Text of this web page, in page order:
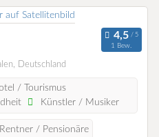
1 Bew.
Deutschland
/ Tourismus
Künstler / Musiker
Rentner / Pensionäre